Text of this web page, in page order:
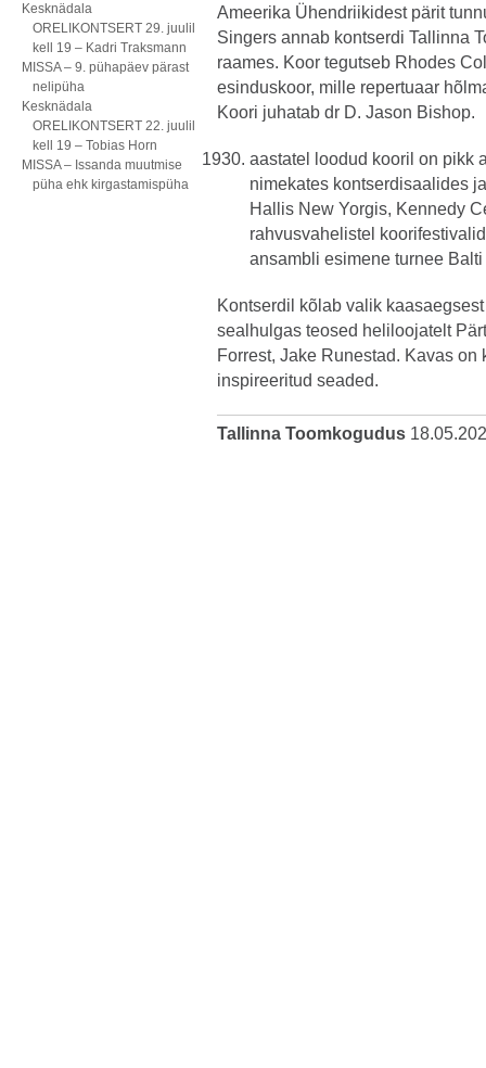
Kesknädala
ORELIKONTSERT 29. juulil
kell 19 – Kadri Traksmann
MISSA – 9. pühapäev pärast
nelipüha
Kesknädala
ORELIKONTSERT 22. juulil
kell 19 – Tobias Horn
MISSA – Issanda muutmise
püha ehk kirgastamispüha
Ameerika Ühendriikidest pärit
Singers annab kontserdi Tallinna
raames. Koor tegutseb Rhodes
esinduskoor, mille repertuaar
Koori juhatab dr D. Jason Bishop.
aastatel loodud kooril on pikk
nimekates kontserdisaalides
Hallis New Yorgis, Kennedy
rahvusvahelistel
ansambli esimene turnee
Kontserdil kõlab valik
sealhulgas teosed heliloojatelt
Forrest, Jake Runestad. Kavas
inspireeritud seaded.
Tallinna Toomkogudus